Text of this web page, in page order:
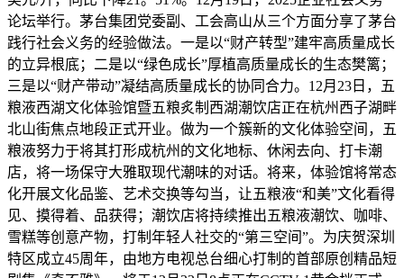
论坛举行。茅台集团党委副、工会高山从三个方面分享了茅台
践行社会义务的经验做法。一是以“财产转型”建牢高质量成长
的立异根底；二是以“绿色成长”厚植高质量成长的生态樊篱；
三是以“财产带动”凝结高质量成长的协同合力。12月23日，五
粮液西湖文化体验馆暨五粮炙制西湖潮饮店正在杭州西子湖畔
北山街焦点地段正式开业。做为一个簇新的文化体验空间，五
粮液努力于将其打形成杭州的文化地标、休闲去向、打卡潮
店，将一场保守大雅取现代潮味的对话。将来，体验馆将常态
化开展文化品鉴、艺术交换等勾当，让五粮液“和美”文化看得
见、摸得着、品获得；潮饮店将持续推出五粮液潮饮、咖啡、
雪糕等创意产物，打制年轻人社交的“第三空间”。为庆贺深圳
特区成立45周年，由地方电视总台细心打制的首部原创精品短